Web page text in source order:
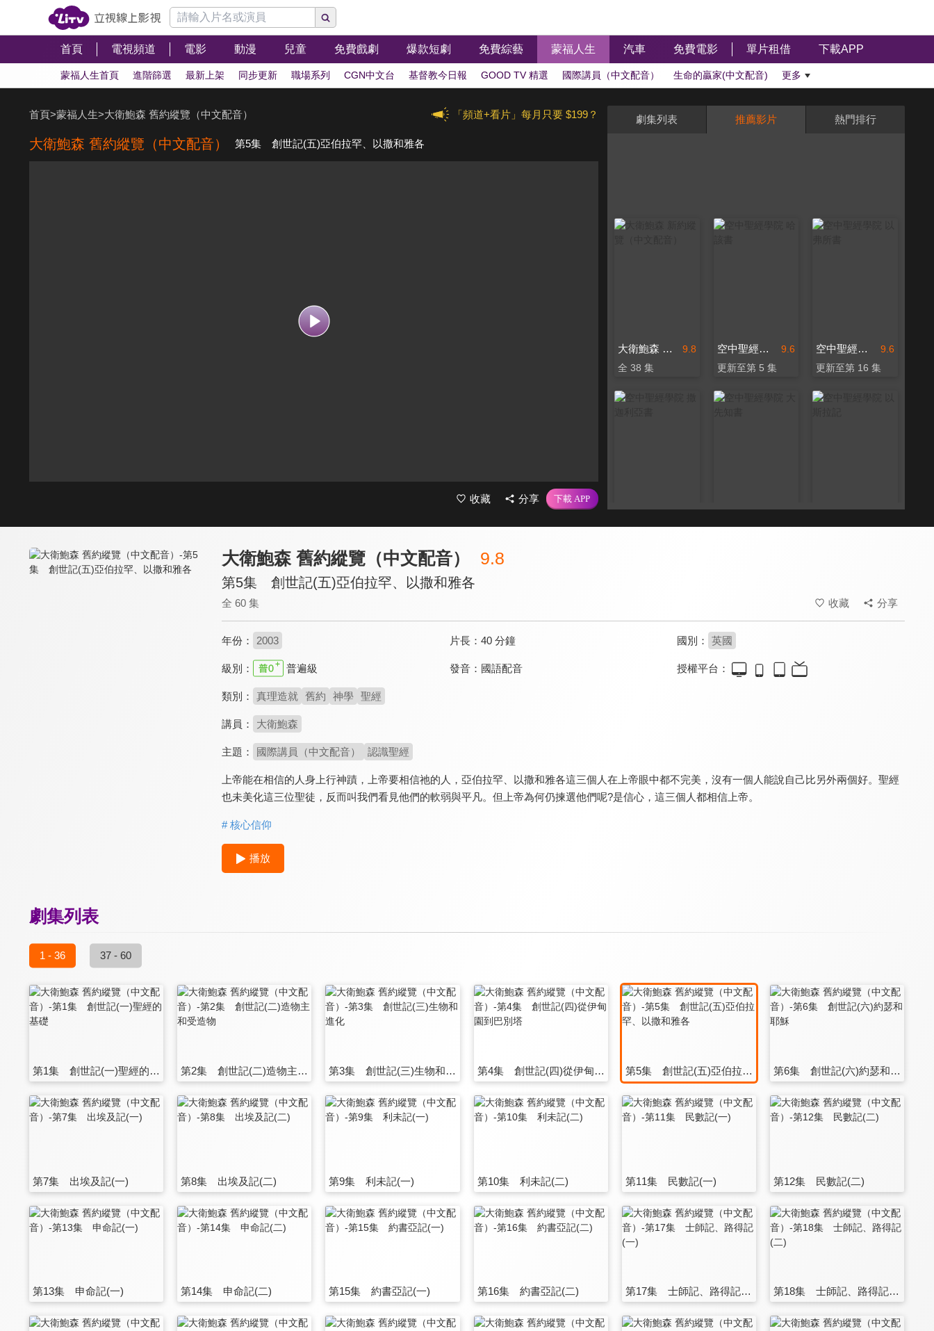
首頁 電視頻道 電影 動漫 兒童 免費戲劇 爆款短劇 免費綜藝 蒙福人生 汽車 免費電影 單片租借 下載APP
蒙福人生首頁 進階篩選 最新上架 同步更新 職場系列 CGN中文台 基督教今日報 GOOD TV 精選 國際講員（中文配音） 生命的贏家(中文配音) 更多
「頻道+看片」每月只要 $199？
首頁>蒙福人生>大衛鮑森 舊約縱覽（中文配音）
大衛鮑森 舊約縱覽（中文配音） 第5集 創世記(五)亞伯拉罕、以撒和雅各
收藏 分享
劇集列表 推薦影片 熱門排行
9.8
大衛鮑森 新約縱覽（中文配音）
全 38 集
9.6
空中聖經學院 哈該書
更新至第 5 集
9.6
空中聖經學院 以弗所書
更新至第 16 集
大衛鮑森 舊約縱覽（中文配音） 9.8
第5集 創世記(五)亞伯拉罕、以撒和雅各
全 60 集 收藏 分享
年份： 2003 片長： 40 分鐘 國別： 英國
級別： 普遍級 發音： 國語配音 授權平台：
類別： 真理造就 舊約 神學 聖經
講員： 大衛鮑森
主題： 國際講員（中文配音） 認識聖經
上帝能在相信的人身上行神蹟，上帝要相信祂的人，亞伯拉罕、以撒和雅各這三個人在上帝眼中都不完美，沒有一個人能說自己比另外兩個好。聖經
也未美化這三位聖徒，反而叫我們看見他們的軟弱與平凡。但上帝為何仍揀選他們呢?是信心，這三個人都相信上帝。
# 核心信仰
播放
劇集列表
1 - 36 37 - 60
第1集 創世記(一)聖經的基礎 第2集 創世記(二)造物主和受造物 第3集 創世記(三)生物和進化 第4集 創世記(四)從伊甸園到巴別塔 第5集 創世記(五)亞伯拉罕、以撒和雅各 第6集 創世記(六)約瑟和耶穌
第7集 出埃及記(一) 第8集 出埃及記(二) 第9集 利未記(一) 第10集 利未記(二) 第11集 民數記(一) 第12集 民數記(二)
第13集 申命記(一) 第14集 申命記(二) 第15集 約書亞記(一) 第16集 約書亞記(二) 第17集 士師記、路得記(一) 第18集 士師記、路得記(二)